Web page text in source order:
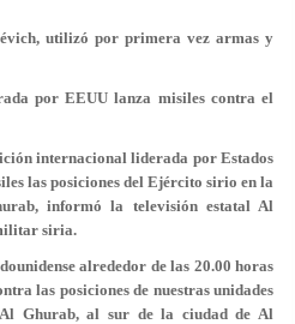
utilizó por primera vez armas y
por EEUU lanza misiles contra el
internacional liderada por Estados
las posiciones del Ejército sirio en la
informó la televisión estatal Al
siria.
alrededor de las 20.00 horas
las posiciones de nuestras unidades
Ghurab, al sur de la ciudad de Al